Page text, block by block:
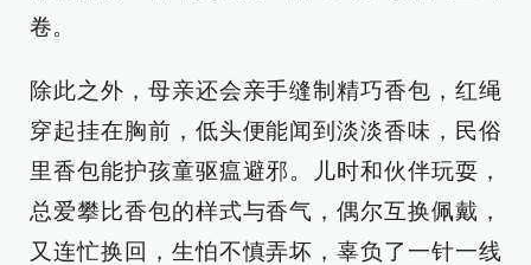
卷。
除此之外，母亲还会亲手缝制精巧香包，红绳
穿起挂在胸前，低头便能闻到淡淡香味，民俗
里香包能护孩童驱瘟避邪。儿时和伙伴玩耍，
总爱攀比香包的样式与香气，偶尔互换佩戴，
又连忙换回，生怕不慎弄坏，辜负了一针一线